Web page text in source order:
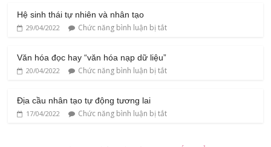
Hệ sinh thái tự nhiên và nhân tạo
29/04/2022 Chức năng bình luận bị tắt
Văn hóa đọc hay “văn hóa nạp dữ liệu”
20/04/2022 Chức năng bình luận bị tắt
Địa cầu nhân tạo tự động tương lai
17/04/2022 Chức năng bình luận bị tắt